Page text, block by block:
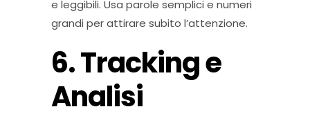
e leggibili. Usa parole semplici e numeri
grandi per attirare subito l’attenzione.
6. Tracking e
Analisi